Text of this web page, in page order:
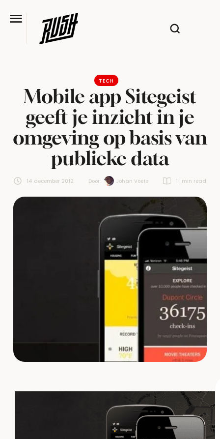
TECH
Mobile app Sitegeist
geeft je inzicht in je
omgeving op basis van
publieke data
14 december 2012 Door: Johan Voets 1 min read